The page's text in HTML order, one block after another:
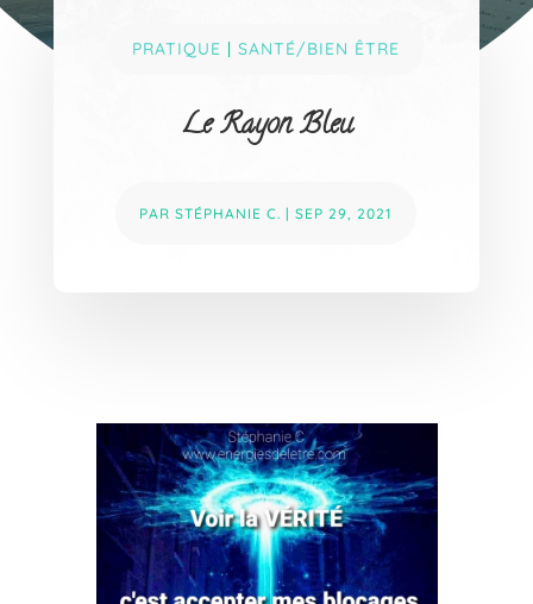
PRATIQUE |SANTÉ/BIEN ÊTRE
Le Rayon Bleu
PARSTÉPHANIE C. |SEP 29, 2021